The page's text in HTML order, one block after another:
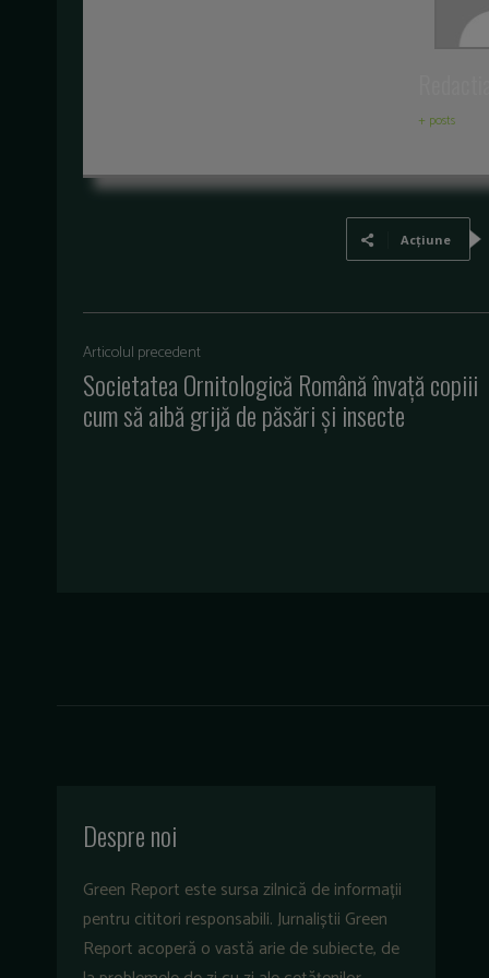
+ posts
Acțiune
Articolul precedent
Societatea Ornitologică Română învață copiii
cum să aibă grijă de păsări și insecte
Despre noi
Green Report este sursa zilnică de informații
pentru cititori responsabili. Jurnaliștii Green
Report acoperă o vastă arie de subiecte, de